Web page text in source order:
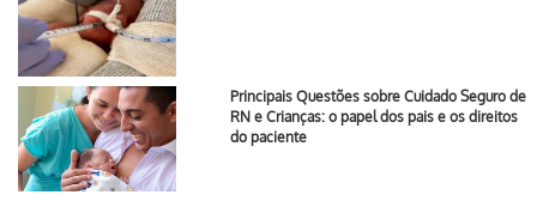
Principais Questões sobre Cuidado Seguro de
RN e Crianças: o papel dos pais e os direitos
do paciente